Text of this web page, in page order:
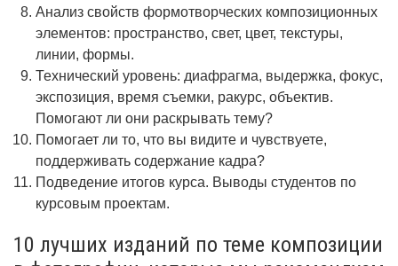
Анализ свойств формотворческих композиционных
элементов: пространство, свет, цвет, текстуры,
линии, формы.
Технический уровень: диафрагма, выдержка, фокус,
экспозиция, время съемки, ракурс, объектив.
Помогают ли они раскрывать тему?
Помогает ли то, что вы видите и чувствуете,
поддерживать содержание кадра?
Подведение итогов курса. Выводы студентов по
курсовым проектам.
10 лучших изданий по теме композиции